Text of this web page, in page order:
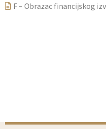
F – Obrazac financijskog